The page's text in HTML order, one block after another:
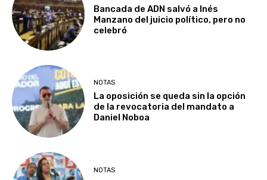
Bancada de ADN salvó a Inés
Manzano del juicio político, pero no
celebró
NOTAS
La oposición se queda sin la opción
de la revocatoria del mandato a
Daniel Noboa
NOTAS